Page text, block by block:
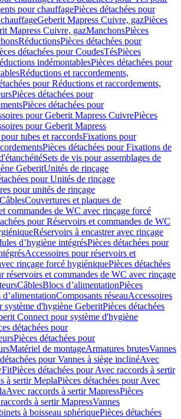
pour chauffagePièces détachées pour
Geberit Mapress Cuivre, gazPièces
Mapress Cuivre, gazManchonsPièces
RéductionsPièces détachées pour
détachées pour CoudesTésPièces
indémontablesPièces détachées pour
Réductions et raccordements,
pour Réductions et raccordements,
Pièces détachées pour
Pièces détachées pour
pour Geberit Mapress CuivrePièces
pour Geberit Mapress
tubes et raccordsFixations pour
Pièces détachées pour Fixations de
Sets de vis pour assemblages de
GeberitUnités de rinçage
pour Unités de rinçage
pour unités de rinçage
CâblesCouvertures et plaques de
commandes de WC avec rinçage forcé
pour Réservoirs et commandes de WC
Réservoirs à encastrer avec rinçage
d’hygiène intégrésPièces détachées pour
Accessoires pour réservoirs et
rinçage forcé hygiéniquePièces détachées
réservoirs et commandes de WC avec rinçage
CâblesBlocs d’alimentationPièces
Composants réseauAccessoires
système d'hygiène GeberitPièces détachées
Connect pour système d'hygiène
détachées pour
Pièces détachées pour
Matériel de montageArmatures brutesVannes
pour Vannes à siège inclinéAvec
Pièces détachées pour Avec raccords à sertir
à sertir MeplaPièces détachées pour Avec
Avec raccords à sertir MapressPièces
à sertir MapressVannes
à boisseau sphériquePièces détachées